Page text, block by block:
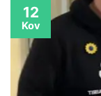
12
Kov